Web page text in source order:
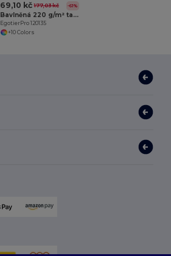
69,10 kč 177,03 kč -61%
Bavlněná 220 g/m² taška Odessa
EgotierPro 120135
+10 Colors